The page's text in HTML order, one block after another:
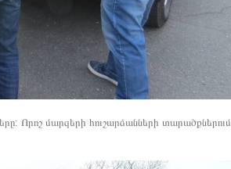
Որոշ մարզերի հուշարձանների տարածքներում